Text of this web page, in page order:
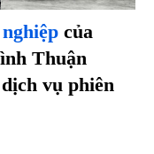
của
Thuận
vụ phiên